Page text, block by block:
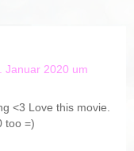
Januar 2020 um
<3 Love this movie.
too =)